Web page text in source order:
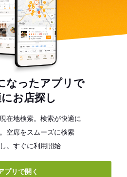
なったアプリで
お店探し
在地検索。検索が快適に
空席をスムーズに検索
。すぐに利用開始
プリで開く